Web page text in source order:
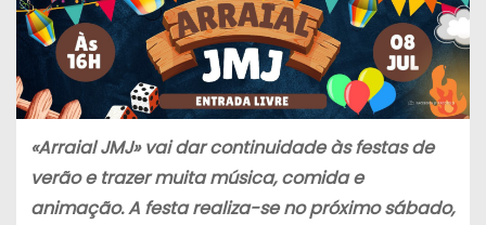
«Arraial JMJ» vai dar continuidade às festas de
verão e trazer muita música, comida e
animação. A festa realiza-se no próximo sábado,